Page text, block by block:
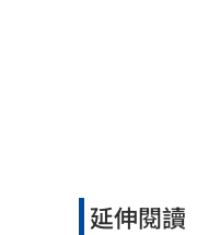
延伸閱讀